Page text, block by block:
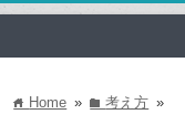
home Home » folder考え方 »